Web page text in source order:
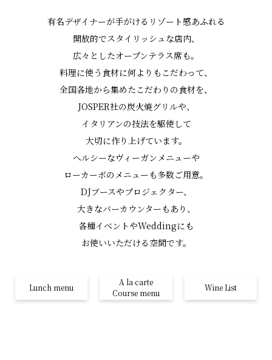
有名デザイナーが手がける リゾート感あふれる
開放的でスタイリッシュな店内、
広々としたオープンテラス席も。
料理に使う食材に何よりもこだわって、
全国各地から集めたこだわりの食材を、
JOSPER社の炭火焼グリルや、
イタリアンの技法を駆使して
大切に作り上げています。
ヘルシーなヴィーガンメニューや
ローカーボのメニューも多数ご用意。
DJブースやプロジェクター、
大きなバーカウンターもあり、
各種イベントやWeddingにも
お使いいただける空間です。
Lunch menu
A la carte
Course menu
Wine List